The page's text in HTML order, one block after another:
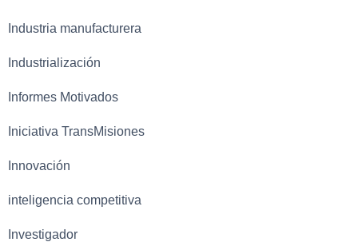
Industria manufacturera
Industrialización
Informes Motivados
Iniciativa TransMisiones
Innovación
inteligencia competitiva
Investigador